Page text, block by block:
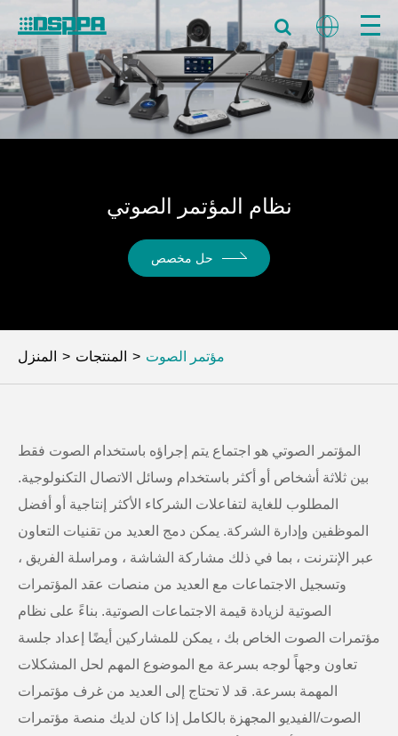
نظام المؤتمر الصوتي
حل مخصص
المنزل المنتجات مؤتمر الصوت
المؤتمر الصوتي هو اجتماع يتم إجراؤه باستخدام الصوت فقط
بين ثلاثة أشخاص أو أكثر باستخدام وسائل الاتصال التكنولوجية.
المطلوب للغاية لتفاعلات الشركاء الأكثر إنتاجية أو أفضل
الموظفين وإدارة الشركة. يمكن دمج العديد من تقنيات التعاون
عبر الإنترنت ، بما في ذلك مشاركة الشاشة ، ومراسلة الفريق ،
وتسجيل الاجتماعات مع العديد من منصات عقد المؤتمرات
الصوتية لزيادة قيمة الاجتماعات الصوتية. بناءً على نظام
مؤتمرات الصوت الخاص بك ، يمكن للمشاركين أيضًا إعداد جلسة
تعاون وجهاً لوجه بسرعة مع الموضوع المهم لحل المشكلات
المهمة بسرعة. قد لا تحتاج إلى العديد من غرف مؤتمرات
الصوت/الفيديو المجهزة بالكامل إذا كان لديك منصة مؤتمرات